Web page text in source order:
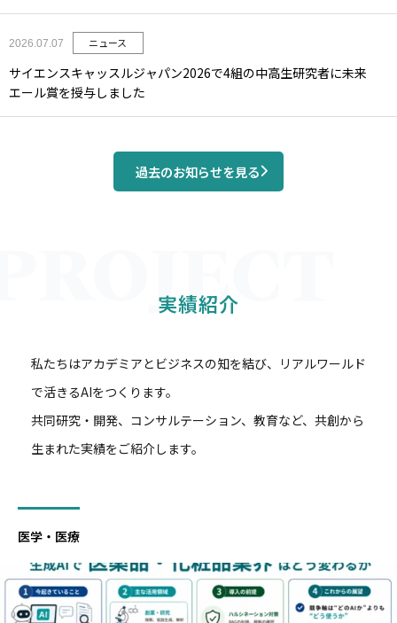
2026.07.07 ニュース
サイエンスキャッスルジャパン2026で4組の中高生研究者に未来
エール賞を授与しました
過去のお知らせを見る
実績紹介
私たちはアカデミアとビジネスの知を結び、リアルワールド
で活きるAIをつくります。
共同研究・開発、コンサルテーション、教育など、共創から
生まれた実績をご紹介します。
医学・医療